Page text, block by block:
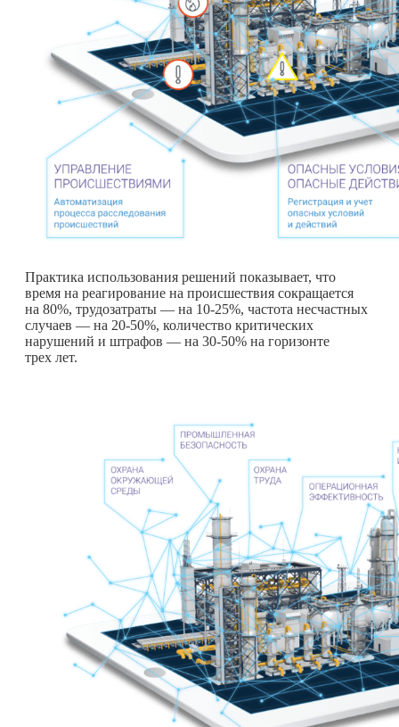
Практика использования решений показывает, что
время на реагирование на происшествия сокращается
на 80%, трудозатраты — на 10-25%, частота несчастных
случаев — на 20-50%, количество критических
нарушений и штрафов — на 30-50% на горизонте
трех лет.